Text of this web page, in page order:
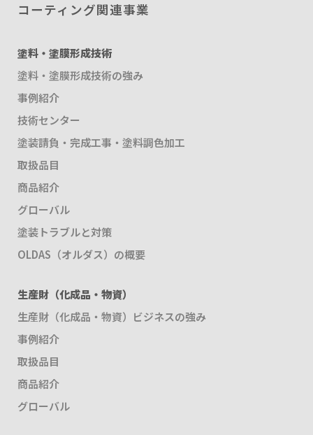
コーティング関連事業
塗料・塗膜形成技術
塗料・塗膜形成技術の強み
事例紹介
技術センター
塗装請負・完成工事・塗料調色加工
取扱品目
商品紹介
グローバル
塗装トラブルと対策
OLDAS（オルダス）の概要
生産財（化成品・物資）
生産財（化成品・物資）ビジネスの強み
事例紹介
取扱品目
商品紹介
グローバル